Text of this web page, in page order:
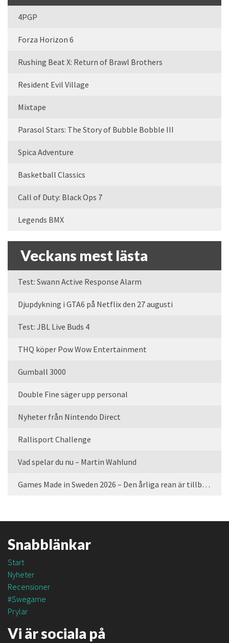
4PGP
Forza Horizon 6
Rushing Beat X: Return of Brawl Brothers
Resident Evil Village
Mixtape
Parasol Stars: The Story of Bubble Bobble III
Spica Adventure
Basketball Classics
Call of Duty: Black Ops 7
Legends BMX
Veckans mest lästa
Test: Swann Active Response Alarm
Djupdykning i GTA6 på Netflix den 27 augusti
Test: JBL Live Buds 4
THQ köper Pow Wow Entertainment
Gumball 3000
Double Fine säger upp personal
Nyheter från Nintendo Direct
Rallisport Challenge
Vad spelar du nu – Martin Wahlund
Games Made in Sweden 2026 – Den årliga rean är tillbaka
Snabblänkar
Start
Nyheter
Recensioner
#Swegame
Prylar
Vi är sociala på